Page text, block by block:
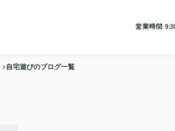
営業時間
自宅遊びのブログ一覧